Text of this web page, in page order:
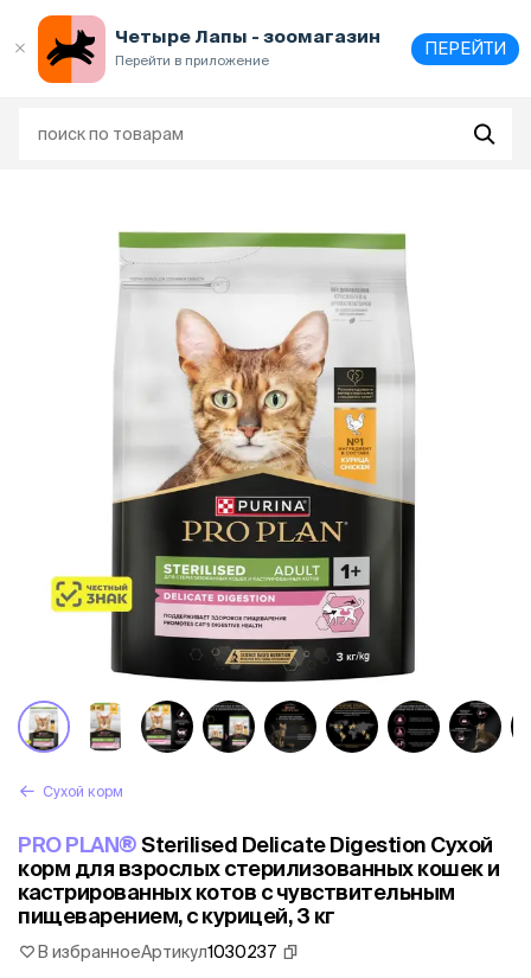
Четыре Лапы - зоомагазин
Перейти в приложение
ПЕРЕЙТИ
Сухой корм
PRO PLAN®Sterilised Delicate Digestion Сухой
корм для взрослых стерилизованных кошек и
кастрированных котов с чувствительным
пищеварением, с курицей, 3 кг
В избранноеАртикул1030237